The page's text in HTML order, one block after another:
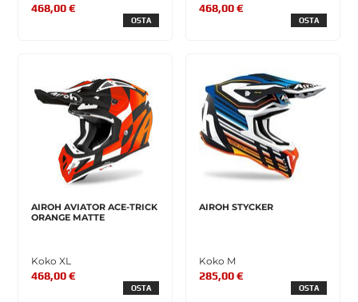
468,00 €
OSTA
468,00 €
OSTA
AIROH AVIATOR ACE-TRICK
ORANGE MATTE
Koko XL
468,00 €
OSTA
AIROH STYCKER
Koko M
285,00 €
OSTA